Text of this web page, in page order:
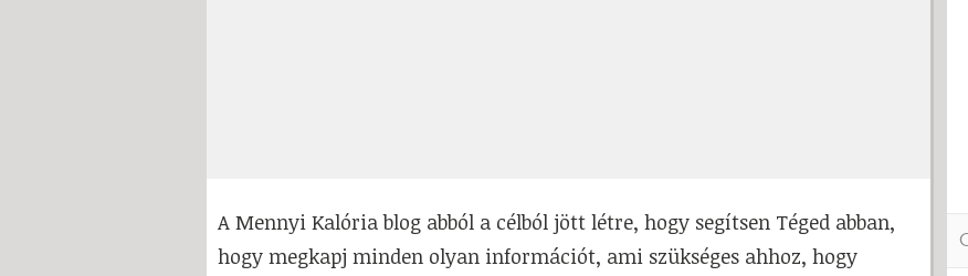
A Mennyi Kalória blog abból a célból jött létre, hogy segítsen Téged abban,
hogy megkapj minden olyan információt, ami szükséges ahhoz, hogy